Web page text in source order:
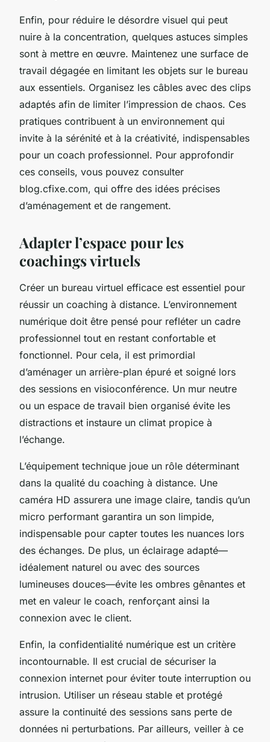
Enfin, pour réduire le désordre visuel qui peut
nuire à la concentration, quelques astuces simples
sont à mettre en œuvre. Maintenez une surface de
travail dégagée en limitant les objets sur le bureau
aux essentiels. Organisez les câbles avec des clips
adaptés afin de limiter l’impression de chaos. Ces
pratiques contribuent à un environnement qui
invite à la sérénité et à la créativité, indispensables
pour un coach professionnel. Pour approfondir
ces conseils, vous pouvez consulter
blog.cfixe.com, qui offre des idées précises
d’aménagement et de rangement.
Adapter l’espace pour les
coachings virtuels
Créer un bureau virtuel efficace est essentiel pour
réussir un coaching à distance. L’environnement
numérique doit être pensé pour refléter un cadre
professionnel tout en restant confortable et
fonctionnel. Pour cela, il est primordial
d’aménager un arrière-plan épuré et soigné lors
des sessions en visioconférence. Un mur neutre
ou un espace de travail bien organisé évite les
distractions et instaure un climat propice à
l’échange.
L’équipement technique joue un rôle déterminant
dans la qualité du coaching à distance. Une
caméra HD assurera une image claire, tandis qu’un
micro performant garantira un son limpide,
indispensable pour capter toutes les nuances lors
des échanges. De plus, un éclairage adapté—
idéalement naturel ou avec des sources
lumineuses douces—évite les ombres gênantes et
met en valeur le coach, renforçant ainsi la
connexion avec le client.
Enfin, la confidentialité numérique est un critère
incontournable. Il est crucial de sécuriser la
connexion internet pour éviter toute interruption ou
intrusion. Utiliser un réseau stable et protégé
assure la continuité des sessions sans perte de
données ni perturbations. Par ailleurs, veiller à ce